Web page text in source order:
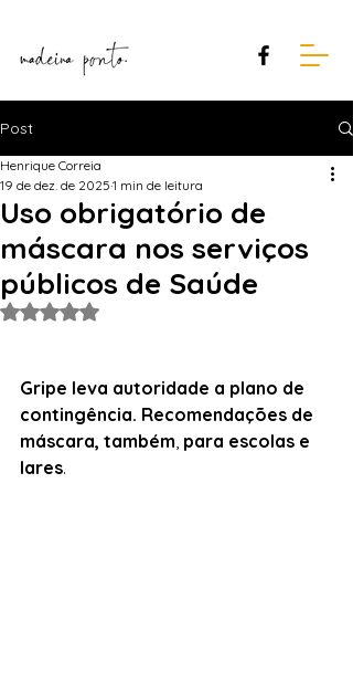
Post
Uso obrigatório de
máscara nos serviços
públicos de Saúde
Henrique Correia
19 de dez. de 2025 1 min de leitura
Avaliado com NaN de 5 estrelas.
Gripe leva autoridade a plano de
contingência. Recomendações de
máscara, também, para escolas e
lares.